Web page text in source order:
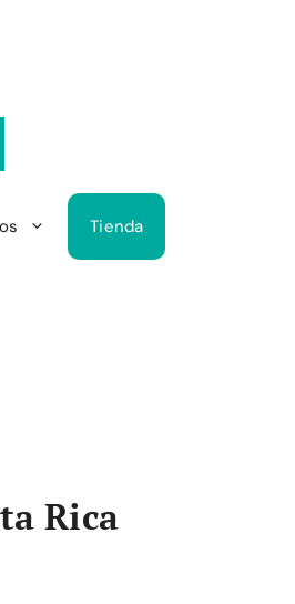
Tienda
Rica